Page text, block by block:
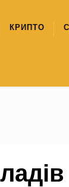
КРИПТО